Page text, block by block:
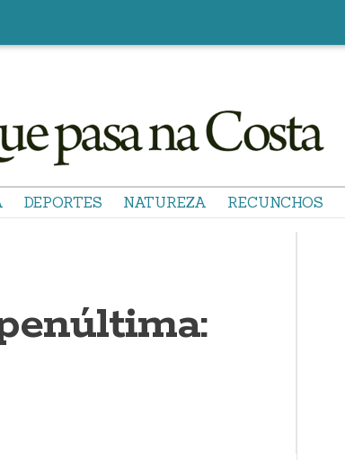
DEPORTES NATUREZA RECUNCHOS